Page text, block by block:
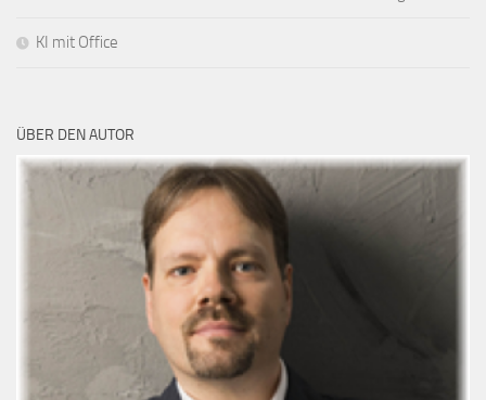
KI mit Office
ÜBER DEN AUTOR